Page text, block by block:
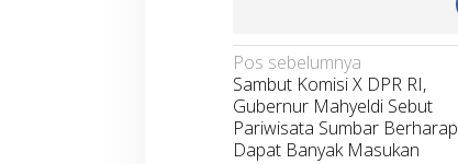
Navigasi
pos
Pos sebelumnya
Sambut Komisi X DPR RI,
Gubernur Mahyeldi Sebut
Pariwisata Sumbar Berharap
Dapat Banyak Masukan